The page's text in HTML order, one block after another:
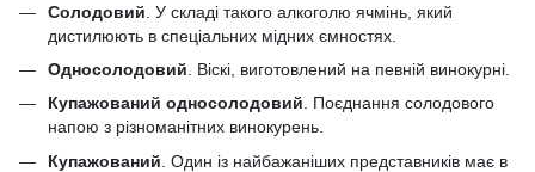
Солодовий . У складі такого алкоголю ячмінь, який
дистилюють в спеціальних мідних ємностях.
Односолодовий . Віскі, виготовлений на певній винокурні.
Купажований односолодовий. Поєднання солодового
напою з різноманітних винокурень.
Купажований . Один із найбажаніших представників має в